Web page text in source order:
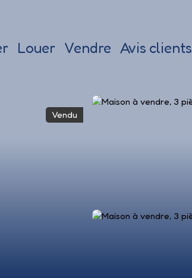
Louer Vendre Avis clients
Vendu